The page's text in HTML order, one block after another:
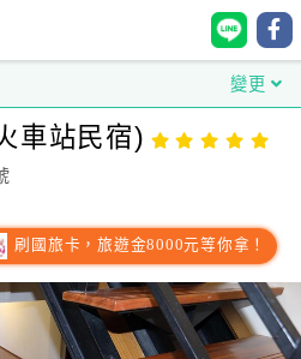
變更
車站民宿)
刷國旅卡，旅遊金8000元等你拿！